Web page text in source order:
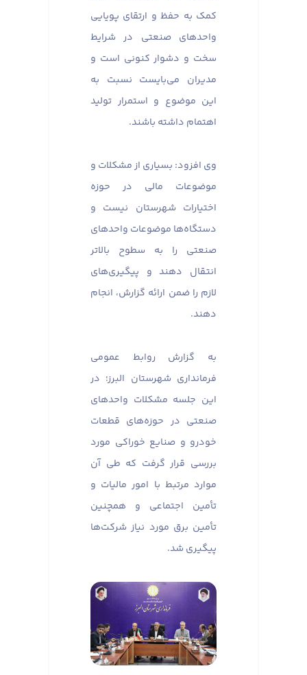
کمک به حفظ و ارتقای پویایی
واحدهای صنعتی در شرایط
سخت و دشوار کنونی است و
مدیران می‌بایست نسبت به
این موضوع و استمرار تولید
اهتمام داشته باشند.
وی افزود: بسیاری از مشکلات و
موضوعات مالی در حوزه
اختیارات شهرستان نیست و
دستگاه‌ها موضوعات واحدهای
صنعتی را به سطوح بالاتر
انتقال دهند و پیگیری‌های
لازم را ضمن ارائه گزارش، انجام
دهند.
به گزارش روابط عمومی
فرمانداری شهرستان البرز؛ در
این جلسه مشکلات واحدهای
صنعتی در حوزه‌های قطعات
خودرو و صنایع خوراکی مورد
بررسی قرار گرفت که طی آن
موارد مرتبط با امور مالیات و
تأمین اجتماعی و همچنین
تأمین برق مورد نیاز شرکت‌ها
پیگیری شد.